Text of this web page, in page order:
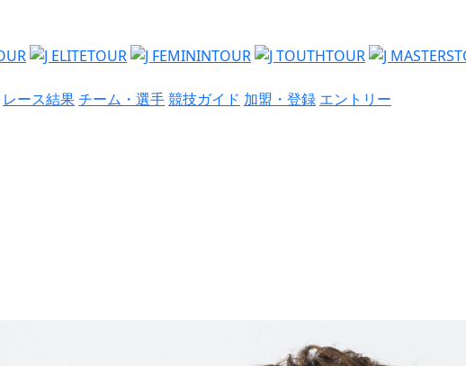
レース結果チーム・選手競技ガイド 加盟・登録 エントリー